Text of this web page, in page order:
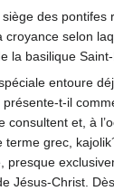
des
selon
la basilique Saint-
entoure
t-il
et, à
grec,
presque
Jésus-Christ.